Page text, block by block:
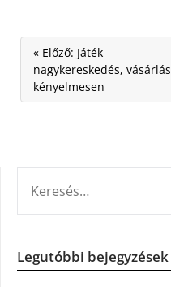
« Előző: Játék
nagykereskedés, vásárlás
kényelmesen
Legutóbbi bejegyzések